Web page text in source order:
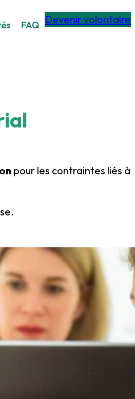
FAQ Devenir volontaire
pour les contraintes liés à